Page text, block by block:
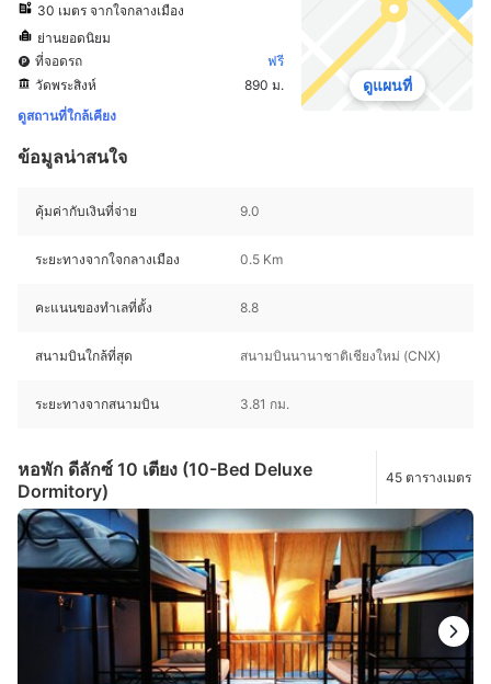
30 เมตร จากใจกลางเมือง
ย่านยอดนิยม
ที่จอดรถ
ฟรี
วัดพระสิงห์
890 ม.
ดูสถานที่ใกล้เคียง
ดูแผนที่
ข้อมูลน่าสนใจ
คุ้มค่ากับเงินที่จ่าย 9.0
ระยะทางจากใจกลางเมือง 0.5 Km
คะแนนของทำเลที่ตั้ง 8.8
สนามบินใกล้ที่สุด สนามบินนานาชาติเชียงใหม่ (CNX)
ระยะทางจากสนามบิน 3.81 กม.
หอพัก ดีลักซ์ 10 เตียง (10-Bed Deluxe
Dormitory)
45 ตารางเมตร